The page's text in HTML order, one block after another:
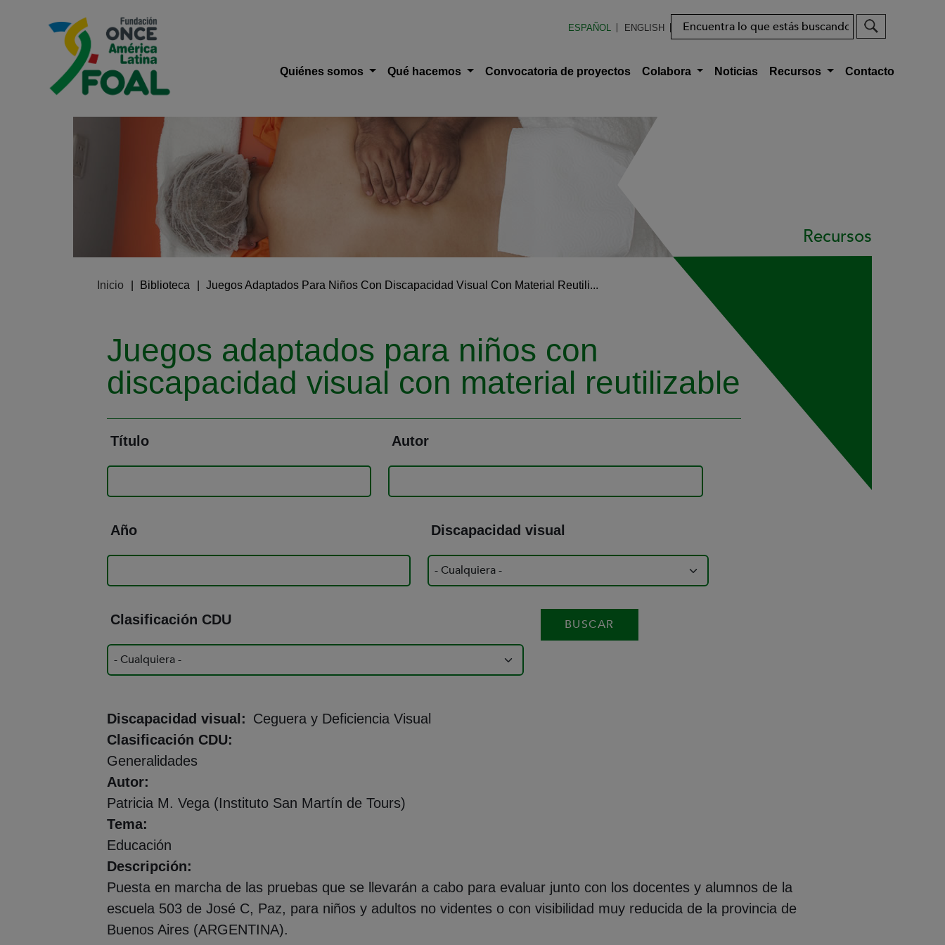
Logo de Fundación ONCE en América Latina (FOAL)ESPAÑOL ENGLISH
Buscar
Quiénes somos Qué hacemos Convocatoria de proyectos Colabora Noticias Recursos Contacto
Recursos
Ruta de navegación
Inicio Biblioteca Juegos Adaptados Para Niños Con Discapacidad Visual Con Material Reutili...
Juegos adaptados para niños con
discapacidad visual con material reutilizable
Título Autor
Año Discapacidad visual
Clasificación CDU
Discapacidad visual
Ceguera y Deficiencia Visual
Clasificación CDU
Generalidades
Autor
Patricia M. Vega (Instituto San Martín de Tours)
Tema
Educación
Descripción
Puesta en marcha de las pruebas que se llevarán a cabo para evaluar junto con los docentes y alumnos de la
escuela 503 de José C, Paz, para niños y adultos no videntes o con visibilidad muy reducida de la provincia de
Buenos Aires (ARGENTINA).